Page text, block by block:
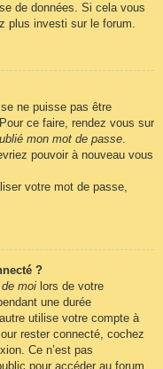
de données. Si cela vous
plus investi sur le forum.
ne puisse pas être
ce faire, rendez vous sur
mon mot de passe.
pouvoir à nouveau vous
votre mot de passe,
?
moi lors de votre
une durée
utilise votre compte à
rester connecté, cochez
Ce n’est pas
pour accéder au forum